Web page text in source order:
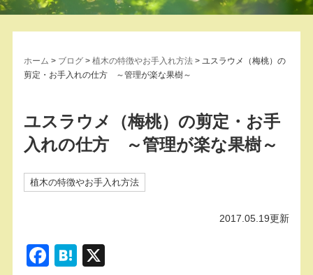
ホーム > ブログ >植木の特徴やお手入れ方法 >ユスラウメ（梅桃）の
剪定・お手入れの仕方 ～管理が楽な果樹～
ユスラウメ（梅桃）の剪定・お手
入れの仕方 ～管理が楽な果樹～
植木の特徴やお手入れ方法
2017.05.19更新
F
H